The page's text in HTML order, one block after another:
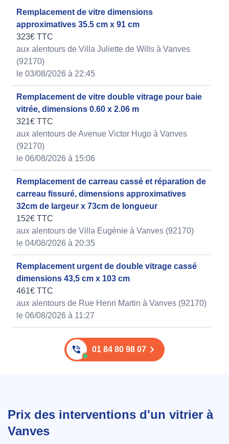
Remplacement de vitre dimensions
approximatives 35.5 cm x 91 cm
323€ TTC
aux alentours de Villa Juliette de Wills à Vanves
(92170)
le 03/08/2026 à 22:45
Remplacement de vitre double vitrage pour baie
vitrée, dimensions 0.60 x 2.06 m
321€ TTC
aux alentours de Avenue Victor Hugo à Vanves
(92170)
le 06/08/2026 à 15:06
Remplacement de carreau cassé et réparation de
carreau fissuré, dimensions approximatives
32cm de largeur x 73cm de longueur
152€ TTC
aux alentours de Villa Eugènie à Vanves (92170)
le 04/08/2026 à 20:35
Remplacement urgent de double vitrage cassé
dimensions 43,5 cm x 103 cm
461€ TTC
aux alentours de Rue Henri Martin à Vanves (92170)
le 06/08/2026 à 11:27
01 84 80 98 07
Prix des interventions d'un vitrier à
Vanves